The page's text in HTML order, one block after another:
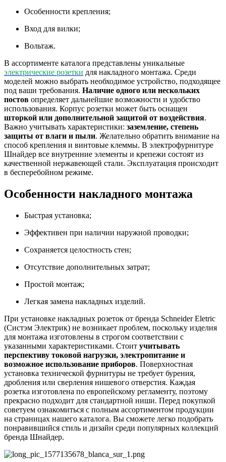
Особенности крепления;
Вход для вилки;
Вольтаж.
В ассортименте каталога представлены уникальные
электрические розетки для накладного монтажа. Среди
моделей можно выбрать необходимое устройство, подходящее
под ваши требования. Наличие одного или нескольких
постов определяет дальнейшие возможности и удобство
использования. Корпус розетки может быть оснащен
шторкой или дополнительной защитой от воздействия.
Важно учитывать характеристики: заземление, степень
защиты от влаги и пыли. Желательно обратить внимание на
способ крепления и винтовые клеммы. В электрофурнитуре
Шнайдер все внутренние элементы и крепежи состоят из
качественной нержавеющей стали. Эксплуатация происходит
в бесперебойном режиме.
Особенности накладного монтажа
Быстрая установка;
Эффективен при наличии наружной проводки;
Сохраняется целостность стен;
Отсутствие дополнительных затрат;
Простой монтаж;
Легкая замена накладных изделий.
При установке накладных розеток от бренда Schneider Eletric
(Систэм Электрик) не возникает проблем, поскольку изделия
для монтажа изготовлены в строгом соответствии с
указанными характеристиками. Стоит учитывать
перспективу токовой нагрузки, электропитание и
возможное использование приборов. Поверхностная
установка технической фурнитуры не требует бурения,
дробления или сверления нишевого отверстия. Каждая
розетка изготовлена по европейскому регламенту, поэтому
прекрасно подходит для стандартной ниши. Перед покупкой
советуем ознакомиться с полным ассортиментом продукции
на страницах нашего каталога. Вы сможете легко подобрать
понравившийся стиль и дизайн среди популярных коллекций
бренда Шнайдер.